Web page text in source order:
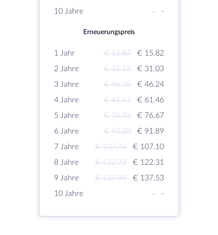
10 Jahre
- -
Erneuerungspreis
1 Jahr € 15.87
€ 15.82
2 Jahre
€ 31.13
€ 31.03
3 Jahre
€ 46.40
€ 46.24
4 Jahre
€ 61.67
€ 61.46
5 Jahre
€ 76.93
€ 76.67
6 Jahre
€ 92.20
€ 91.89
7 Jahre
€ 107.46
€ 107.10
8 Jahre
€ 122.73
€ 122.31
9 Jahre
€ 137.99
€ 137.53
10 Jahre
- -